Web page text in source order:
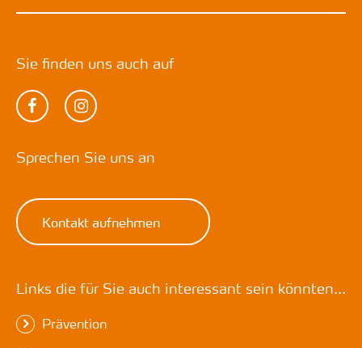
Sie finden uns auch auf
Sprechen Sie uns an
Kontakt aufnehmen
Links die für Sie auch interessant sein könnten...
Prävention